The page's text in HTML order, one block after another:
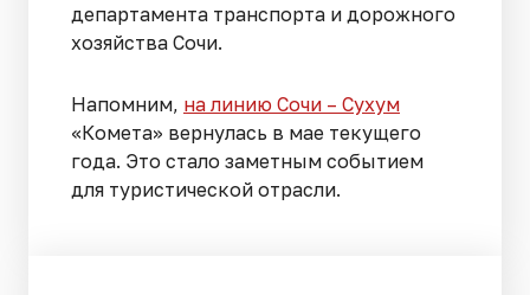
департамента транспорта и дорожного
хозяйства Сочи.
Напомним, на линию Сочи – Сухум
«Комета» вернулась в мае текущего
года. Это стало заметным событием
для туристической отрасли.